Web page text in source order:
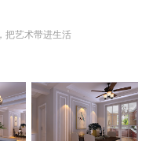
把艺术带进生活